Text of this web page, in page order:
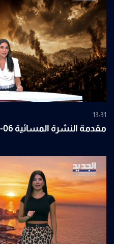
13:31
مقدمة النشرة المسائية 06-08-2026